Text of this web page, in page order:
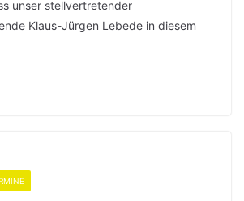
unser stellvertretender
Klaus-Jürgen Lebede in diesem